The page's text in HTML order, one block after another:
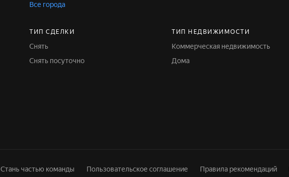
Все города
ТИП СДЕЛКИ
Снять
Снять посуточно
ТИП НЕДВИЖИМОСТИ
Коммерческая недвижимость
Дома
Стань частью команды Пользовательское соглашение Правила рекомендаций